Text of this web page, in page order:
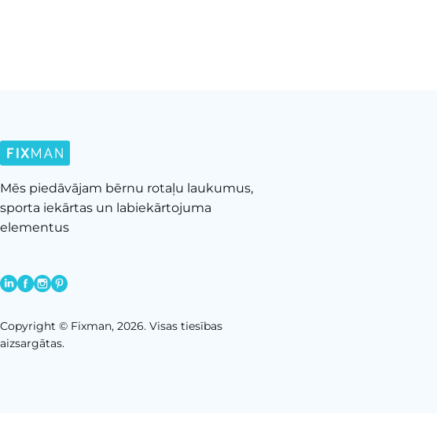
Mēs piedāvājam bērnu rotaļu laukumus,
sporta iekārtas un labiekārtojuma
elementus
Copyright © Fixman, 2026. Visas tiesības
aizsargātas.